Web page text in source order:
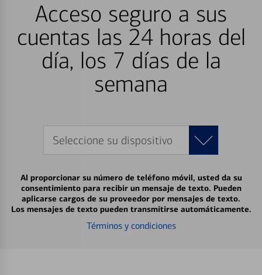
Acceso seguro a sus
cuentas las 24 horas del
día, los 7 días de la
semana
Seleccione su dispositivo
Al proporcionar su número de teléfono móvil, usted da su
consentimiento para recibir un mensaje de texto. Pueden
aplicarse cargos de su proveedor por mensajes de texto.
Los mensajes de texto pueden transmitirse automáticamente.
Términos y condiciones